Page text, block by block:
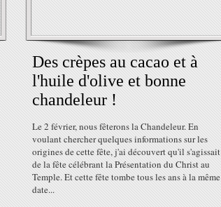
Des crèpes au cacao et à
l'huile d'olive et bonne
chandeleur !
Le 2 février, nous fêterons la Chandeleur. En
voulant chercher quelques informations sur les
origines de cette fête, j'ai découvert qu'il s'agissait
de la fête célébrant la Présentation du Christ au
Temple. Et cette fête tombe tous les ans à la même
date...